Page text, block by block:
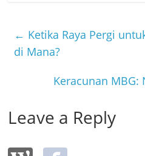
b
o
← Ketika Raya Pergi
di Mana?
Keracunan MBG:
Leave a Reply